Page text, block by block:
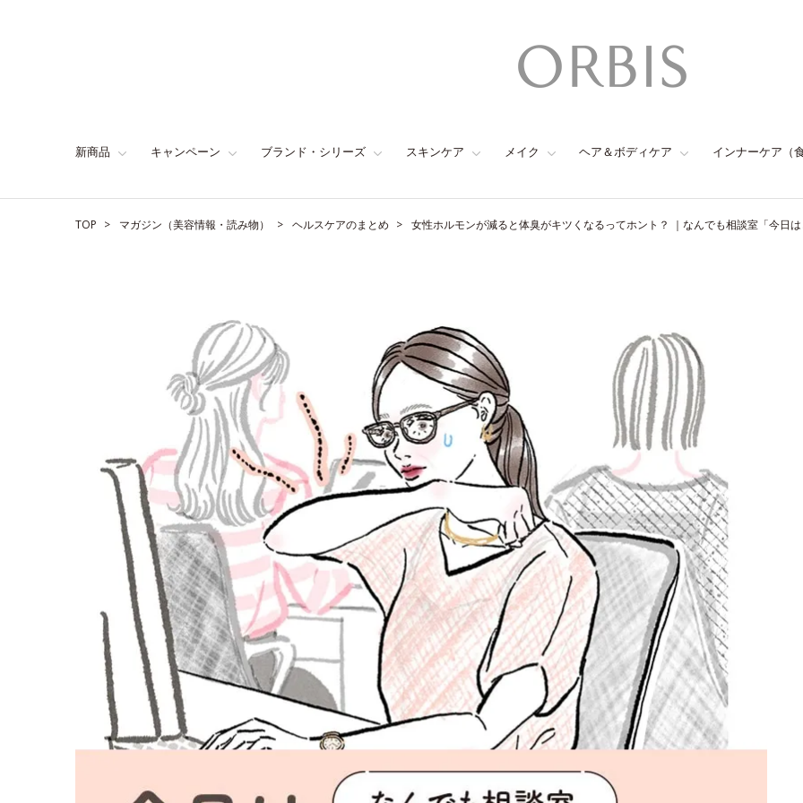
新商品 キャンペーン ブランド・シリーズ スキンケア メイク ヘア＆ボディケア インナーケア（
TOP マガジン（美容情報・読み物） ヘルスケアのまとめ 女性ホルモンが減ると体臭がキツくなるってホント？ ｜なんでも相談室「今日